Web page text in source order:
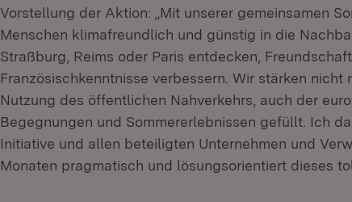
Vorstellung der Aktion: „Mit unserer gemeinsamen
Menschen klimafreundlich und günstig in die
Straßburg, Reims oder Paris entdecken,
Französischkenntnisse verbessern. Wir stärken
Nutzung des öffentlichen Nahverkehrs, auch der
Begegnungen und Sommererlebnissen gefüllt. Ich
Initiative und allen beteiligten Unternehmen und
Monaten pragmatisch und lösungsorientiert dieses